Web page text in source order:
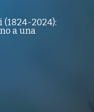
2024):
a una